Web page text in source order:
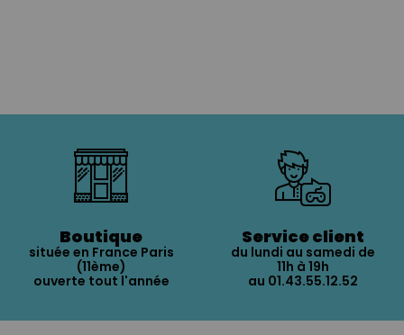
Boutique
située en France Paris
(11ème)
ouverte tout l'année
Service client
du lundi au samedi de
11h à 19h
au 01.43.55.12.52